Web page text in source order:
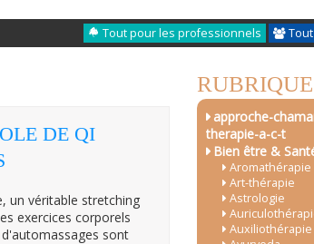
Tout pour les professionnels
DE QI
un véritable stretching
exercices corporels
sont
approche-
therapie-a-c-t
Bien être &
Aromathérapie
Art-thérapie
Astrologie
Auxiliothérapie